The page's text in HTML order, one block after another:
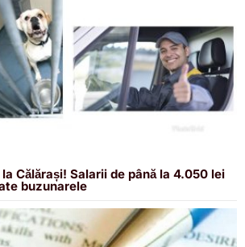
Călărași! Salarii de până la 4.050 lei
buzunarele